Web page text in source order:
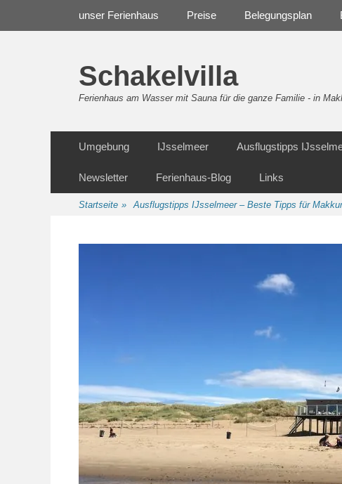
unser Ferienhaus Preise Belegungsplan
Schakelvilla
Ferienhaus am Wasser mit Sauna für die ganze Familie - in
Inhalt
Umgebung IJsselmeer Ausflugstipps
Newsletter Ferienhaus-Blog Links
Startseite » Ausflugstipps IJsselmeer – Beste Tipps für